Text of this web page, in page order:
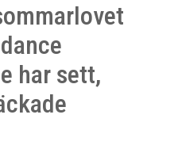
har sett,